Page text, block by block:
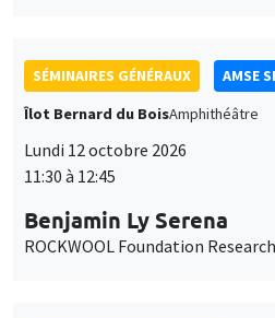
SÉMINAIRES GÉNÉRAUX
AMSE
Îlot Bernard du BoisAmphithéâtre
Lundi 12 octobre 2026
11:30 à 12:45
Benjamin Ly Serena
ROCKWOOL Foundation